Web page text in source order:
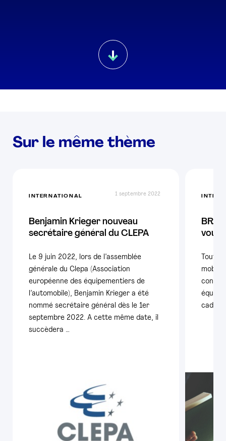
Sur le même thème
INTERNATIONAL 1 septembre 2022
Benjamin Krieger nouveau
secrétaire général du CLEPA
Le 9 juin 2022, lors de l’assemblée
générale du Clepa (Association
européenne des équipementiers de
l’automobile), Benjamin Krieger a été
nommé secrétaire général dès le 1er
septembre 2022. A cette même date, il
succèdera …
vous
Toute
cadre